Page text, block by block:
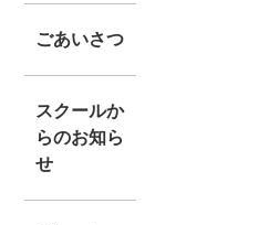
ごあいさつ
スクールか
らのお知ら
せ